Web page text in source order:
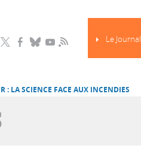
Le Journal
RSS
: LA SCIENCE FACE AUX INCENDIES